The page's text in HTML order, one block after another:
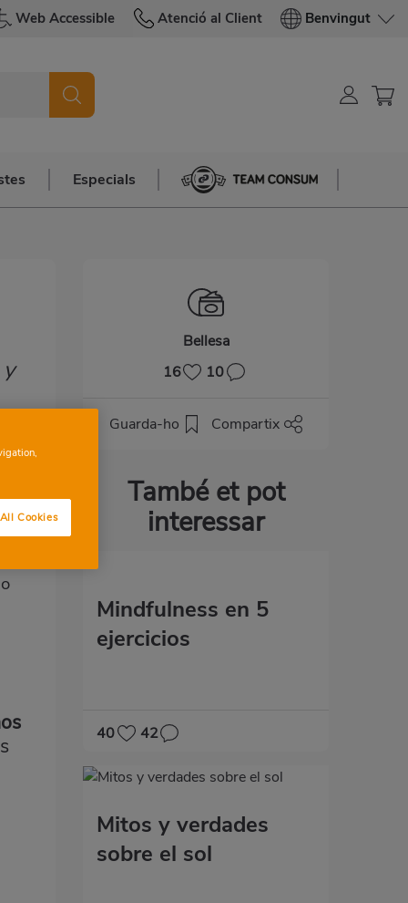
Web Accessible Atenció al Client Benvingut
Especials Team Consum
Bellesa
16
10
Guarda-ho Compartix
També et pot
interessar
Mindfulness en 5
ejercicios
40 42
Mitos y verdades
sobre el sol
Cookies